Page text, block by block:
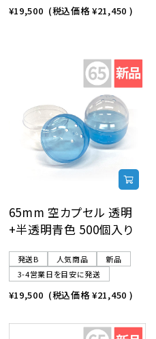
¥19,500 (税込価格¥21,450 )
65mm 空カプセル 透明
+半透明青色 500個入り
発送B 人気商品
新品
3-4営業日を目安に発送
¥19,500 (税込価格¥21,450 )